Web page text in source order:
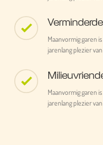
Maanvormig garen
jarenlang plezier
Maanvormig garen
jarenlang plezier